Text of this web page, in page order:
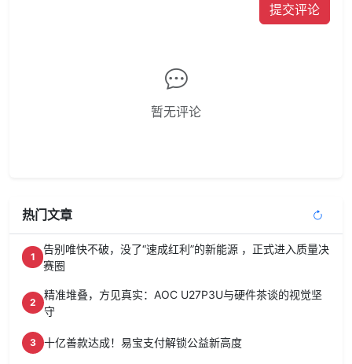
提交评论
暂无评论
热门文章
1
告别唯快不破，没了“速成红利”的新能源 ，正式进入质量决
赛圈
2
精准堆叠，方见真实：AOC U27P3U与硬件茶谈的视觉坚
守
3 十亿善款达成！易宝支付解锁公益新高度